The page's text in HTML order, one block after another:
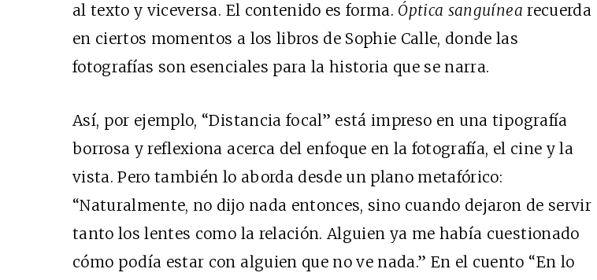
al texto y viceversa. El contenido es forma. Óptica sanguínea recuerda
en ciertos momentos a los libros de Sophie Calle, donde las
fotografías son esenciales para la historia que se narra.
Así, por ejemplo, “Distancia focal” está impreso en una tipografía
borrosa y reflexiona acerca del enfoque en la fotografía, el cine y la
vista. Pero también lo aborda desde un plano metafórico:
“Naturalmente, no dijo nada entonces, sino cuando dejaron de servir
tanto los lentes como la relación. Alguien ya me había cuestionado
cómo podía estar con alguien que no ve nada.” En el cuento “En lo